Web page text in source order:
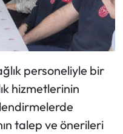
personeliyle bir
hizmetlerinin
talep ve önerileri